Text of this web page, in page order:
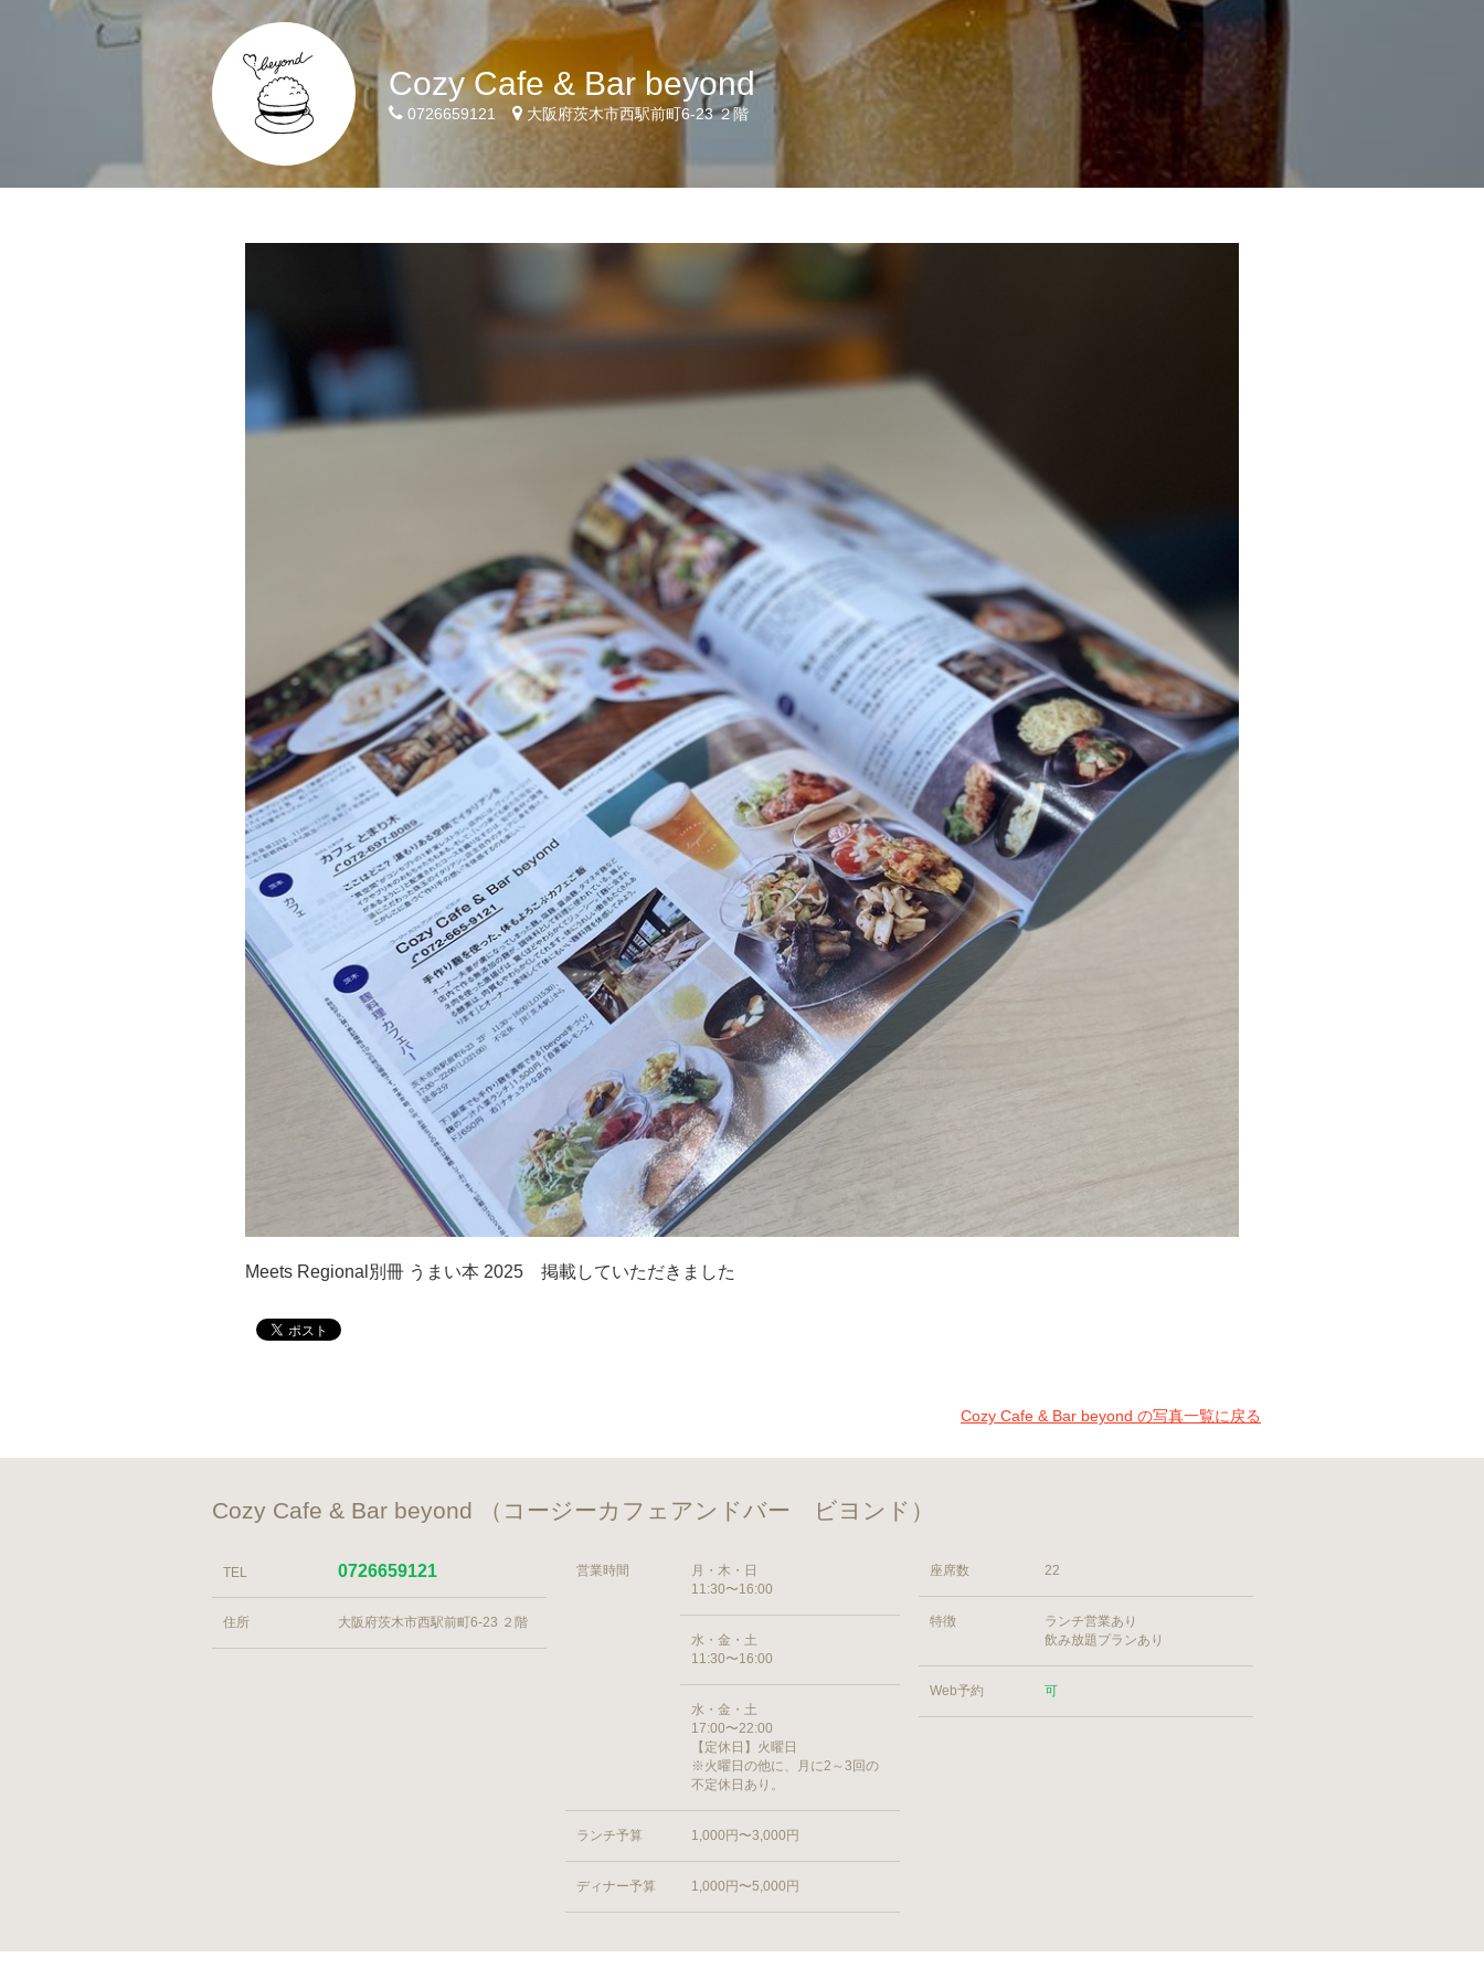
Cozy Cafe & Bar beyond
0726659121 大阪府茨木市西駅前町6-23 ２階
Meets Regional別冊 うまい本 2025 掲載していただきました
Cozy Cafe & Bar beyond の写真一覧に戻る
Cozy Cafe & Bar beyond （コージーカフェアンドバー ビヨンド）
TEL 0726659121
住所 大阪府茨木市西駅前町6-23 ２階
営業時間
月・木・日
11:30〜16:00
水・金・土
11:30〜16:00
水・金・土
17:00〜22:00
【定休日】火曜日
※火曜日の他に、月に2～3回の
不定休日あり。
ランチ予算 1,000円〜3,000円
ディナー予算 1,000円〜5,000円
座席数 22
特徴
ランチ営業あり
飲み放題プランあり
Web予約 可